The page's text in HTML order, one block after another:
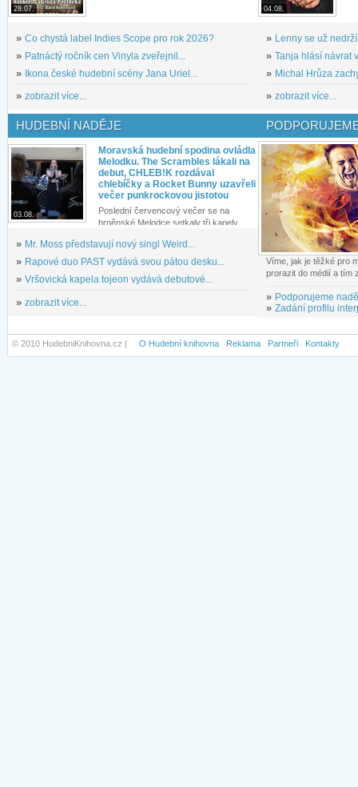
28.07.
» Co chystá label Indies Scope pro rok 2026?
» Patnáctý ročník cen Vinyla zveřejnil...
»
Ikona české hudební scény Jana Uriel...
» zobrazit více...
04.08.
» Lenny se už
» Tanja hlásí návrat
» Michal Hrůza
» zobrazit více...
HUDEBNÍ NADĚJE
03.08.
Moravská hudební spodina ovládla
Melodku. The Scrambles lákali na
debut, CHLEB!K rozdával
chlebíčky a Rocket Bunny uzavřeli
večer punkrockovou jistotou
Poslední červencový večer se na
brněnské Melodce setkaly tři kapely...
» Mr. Moss představují nový singl Weird...
» Rapové duo PAST vydává svou pátou desku...
» Vršovická kapela tojeon vydává debutové...
» zobrazit více...
Víme, jak je těžké pro
prorazit do médií a tím
» Podporujeme
» Zadání profilu
© 2010 HudebniKnihovna.cz | O Hudební knihovna Reklama Partneři Kontakty